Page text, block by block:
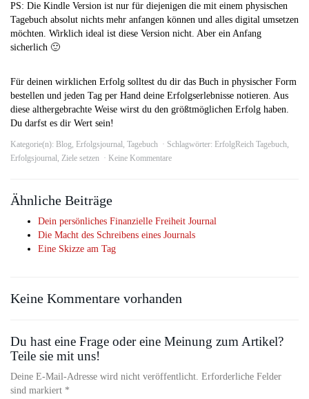
PS: Die Kindle Version ist nur für diejenigen die mit einem physischen
Tagebuch absolut nichts mehr anfangen können und alles digital umsetzen
möchten. Wirklich ideal ist diese Version nicht. Aber ein Anfang
sicherlich 🙂
Für deinen wirklichen Erfolg solltest du dir das Buch in physischer Form
bestellen und jeden Tag per Hand deine Erfolgserlebnisse notieren. Aus
diese althergebrachte Weise wirst du den größtmöglichen Erfolg haben.
Du darfst es dir Wert sein!
Kategorie(n): Blog, Erfolgsjournal, Tagebuch Schlagwörter: ErfolgReich Tagebuch,
Erfolgsjournal, Ziele setzen Keine Kommentare
Ähnliche Beiträge
Dein persönliches Finanzielle Freiheit Journal
Die Macht des Schreibens eines Journals
Eine Skizze am Tag
Keine Kommentare vorhanden
Du hast eine Frage oder eine Meinung zum Artikel?
Teile sie mit uns!
Deine E-Mail-Adresse wird nicht veröffentlicht. Erforderliche Felder
sind markiert *